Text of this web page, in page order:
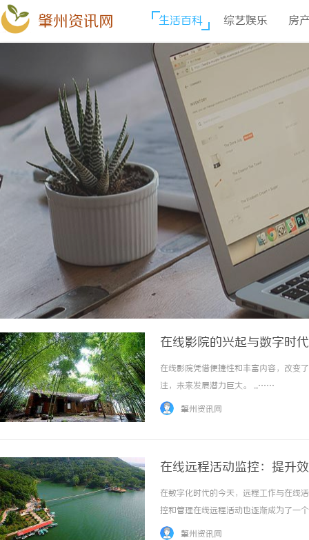
肇州资讯网 生活百科 综艺娱乐 房
在线影院的兴起与数字时
在线影院凭借便捷性和丰富内容，改变
注，未来发展潜力巨大。 ...……
肇州资讯网
在线远程活动监控：提升
在数字化时代的今天，远程工作与在线
控和管理在线远程活动也逐渐成为了一
段以及未来的发展趋势，帮助企业实现
肇州资讯网